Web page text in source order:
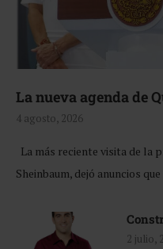
La nueva agenda de
4 agosto, 2026
La más reciente visita de la
Sheinbaum, dejó anuncios
2 julio,